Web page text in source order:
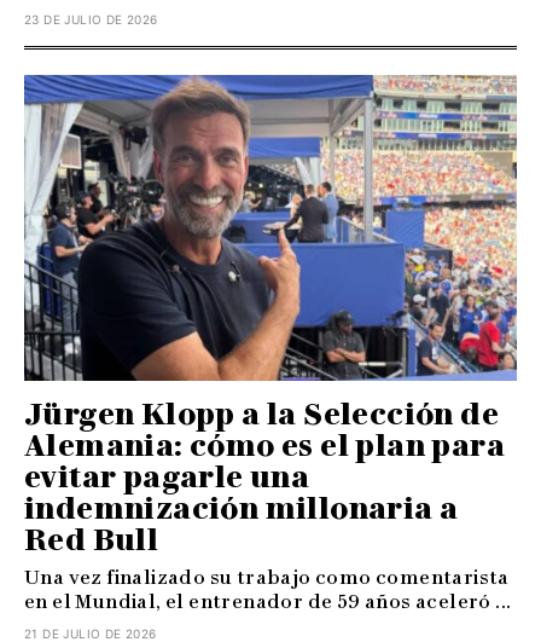
23 DE JULIO DE 2026
Jürgen Klopp a la Selección de
Alemania: cómo es el plan para
evitar pagarle una
indemnización millonaria a
Red Bull
Una vez finalizado su trabajo como comentarista
en el Mundial, el entrenador de 59 años aceleró ...
21 DE JULIO DE 2026